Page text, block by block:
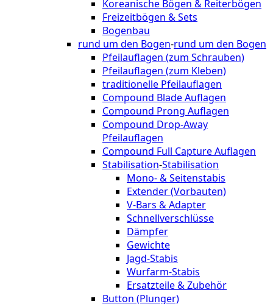
Koreanische Bögen & Reiterbögen
Freizeitbögen & Sets
Bogenbau
rund um den Bogen-rund um den Bogen
Pfeilauflagen (zum Schrauben)
Pfeilauflagen (zum Kleben)
traditionelle Pfeilauflagen
Compound Blade Auflagen
Compound Prong Auflagen
Compound Drop-Away
Pfeilauflagen
Compound Full Capture Auflagen
Stabilisation-Stabilisation
Mono- & Seitenstabis
Extender (Vorbauten)
V-Bars & Adapter
Schnellverschlüsse
Dämpfer
Gewichte
Jagd-Stabis
Wurfarm-Stabis
Ersatzteile & Zubehör
Button (Plunger)